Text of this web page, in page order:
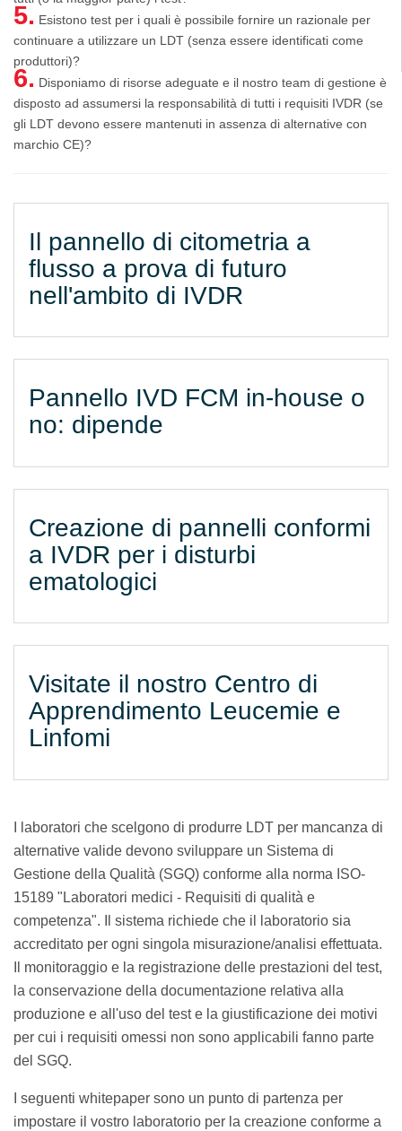
5. Esistono test per i quali è possibile fornire un razionale per
continuare a utilizzare un LDT (senza essere identificati come
produttori)?
6. Disponiamo di risorse adeguate e il nostro team di gestione è
disposto ad assumersi la responsabilità di tutti i requisiti IVDR (se
gli LDT devono essere mantenuti in assenza di alternative con
marchio CE)?
Il pannello di citometria a
flusso a prova di futuro
nell'ambito di IVDR
Pannello IVD FCM in-house o
no: dipende
Creazione di pannelli conformi
a IVDR per i disturbi
ematologici
Visitate il nostro Centro di
Apprendimento Leucemie e
Linfomi
I laboratori che scelgono di produrre LDT per mancanza di
alternative valide devono sviluppare un Sistema di
Gestione della Qualità (SGQ) conforme alla norma ISO-
15189 "Laboratori medici - Requisiti di qualità e
competenza". Il sistema richiede che il laboratorio sia
accreditato per ogni singola misurazione/analisi effettuata.
Il monitoraggio e la registrazione delle prestazioni del test,
la conservazione della documentazione relativa alla
produzione e all'uso del test e la giustificazione dei motivi
per cui i requisiti omessi non sono applicabili fanno parte
del SGQ.
I seguenti whitepaper sono un punto di partenza per
impostare il vostro laboratorio per la creazione conforme a